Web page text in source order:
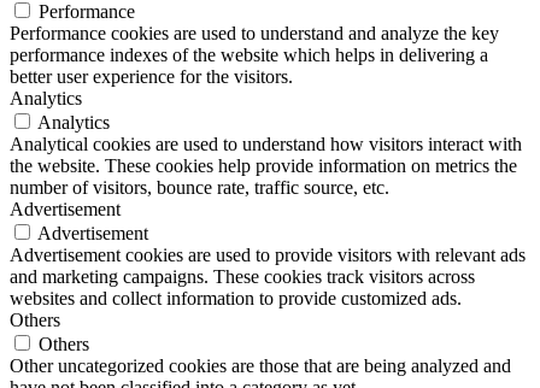
Performance
Performance cookies are used to understand and analyze the key
performance indexes of the website which helps in delivering a
better user experience for the visitors.
Analytics
Analytics
Analytical cookies are used to understand how visitors interact with
the website. These cookies help provide information on metrics the
number of visitors, bounce rate, traffic source, etc.
Advertisement
Advertisement
Advertisement cookies are used to provide visitors with relevant ads
and marketing campaigns. These cookies track visitors across
websites and collect information to provide customized ads.
Others
Others
Other uncategorized cookies are those that are being analyzed and